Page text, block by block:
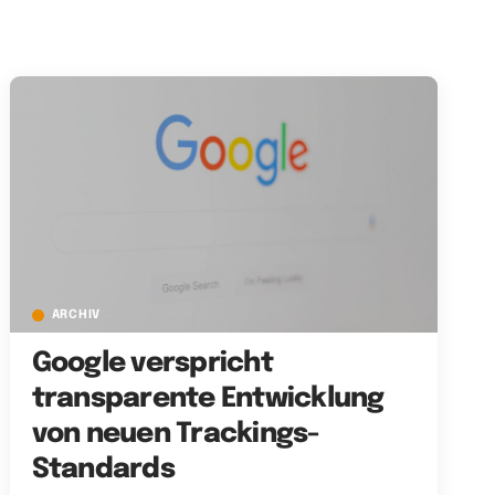
ARCHIV
Google verspricht
transparente Entwicklung
von neuen Trackings-
Standards